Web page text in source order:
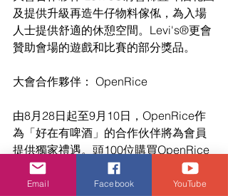
及提供升級再造牛仔物料傢俬，為入場
人士提供舒適的休憩空間。Levi's®更會
贊助會場的遊戲和比賽的部分獎品。
大會合作夥伴： OpenRice
由8月28日起至9月10日，OpenRice作
為「好在有啤酒」的合作伙伴將為會員
提供獨家禮遇。頭100位購買OpenRice
訂座預付套餐累積消費滿HK$3,000或以
上的會員將可獲贈「好在有啤酒」入場
Email Facebook YouTube